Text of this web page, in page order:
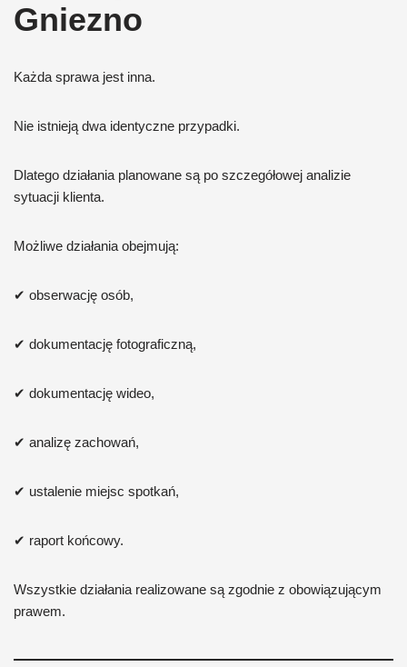
Gniezno
Każda sprawa jest inna.
Nie istnieją dwa identyczne przypadki.
Dlatego działania planowane są po szczegółowej analizie
sytuacji klienta.
Możliwe działania obejmują:
✔ obserwację osób,
✔ dokumentację fotograficzną,
✔ dokumentację wideo,
✔ analizę zachowań,
✔ ustalenie miejsc spotkań,
✔ raport końcowy.
Wszystkie działania realizowane są zgodnie z obowiązującym
prawem.